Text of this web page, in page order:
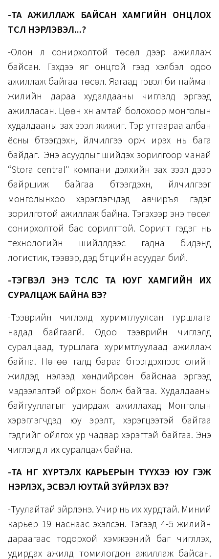
-ТА АЖИЛЛАЖ БАЙСАН ХАМГИЙН ОНЦЛОХ
ТӨСЛӨӨ НЭРЛЭВЭЛ...?
-Олон л сонирхолтой төсөл дээр ажиллаж
байсан. Гэхдээ яг онцгой гээд хэлбэл одоо
ажиллаж байгаа төсөл. Яагаад гэвэл би найман
жилийн дараа худалдааны чиглэлд эргээд
ажилласан. Цөөн хүн амтай болохоор монголын
худалдааны зах зээл жижиг. Тэр утгаараа албан
ёсны бүтээгдэхүүн, үйлчилгээ орж ирэх нь бага
байдаг. Энэ асуудлыг шийдэх зорилгоор манай
“Stora central" компани дэлхийн зах зээл дээр
байршиж байгаа бүтээгдэхүүн, үйлчилгээг
монголынхоо хэрэглэгчдэд авчиръя гэдэг
зорилготой ажиллаж байна. Тэгэхээр энэ төсөл
сонирхолтой бас сорилттой. Сорилт гэдэг нь
технологийн шийдлүүдээс гадна бидэнд
логистик, тээвэр, дэд бүтцийн асуудал бий.
-ТЭГВЭЛ ЭНЭ ТӨСЛӨӨС ТА ЮУГ ХАМГИЙН ИХ
СУРАЛЦАЖ БАЙНА ВЭ?
-Тээврийн чиглэлд хуримтлуулсан туршлага
надад байгаагүй. Одоо тээврийн чиглэлд
суралцаад, туршлага хуримтлуулаад ажиллаж
байна. Нөгөө талд бараа бүтээгдэхүүнээс сүүлийн
жилүүдэд нэлээд хөндийрсөн байснаа эргээд
мэдээлэлтэй ойрхон болж байгаа. Худалдааны
байгууллагыг удирдаж ажиллахад Монголын
хэрэглэгчдэд юу эрэлт, хэрэгцээтэй байгаа
гэдгийг ойлгох ур чадвар хэрэгтэй байгаа. Энэ
чиглэлд л их суралцаж байна.
-ТА ӨНӨӨГ ХҮРТЭЛХ КАРЬЕРЫН ТҮҮХЭЭ ЮУ ГЭЖ
НЭРЛЭХ, ЭСВЭЛ ЮУТАЙ ЗҮЙРЛЭХ ВЭ?
-Туулайтай зүйрлэнэ. Учир нь их хурдтай. Миний
карьер 19 наснаас эхэлсэн. Тэгээд 4-5 жилийн
дараагаас тодорхой хэмжээний баг чиглүүлэх,
удирдах ажилд томилогдон ажиллаж байсан.